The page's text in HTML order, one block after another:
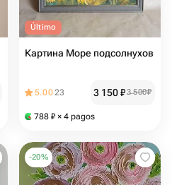
Último
Картина Море подсолнухов
5.0023 3 150₽3 500₽
788 ₽ × 4 pagos
-20%